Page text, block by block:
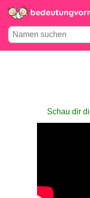
Schau dir